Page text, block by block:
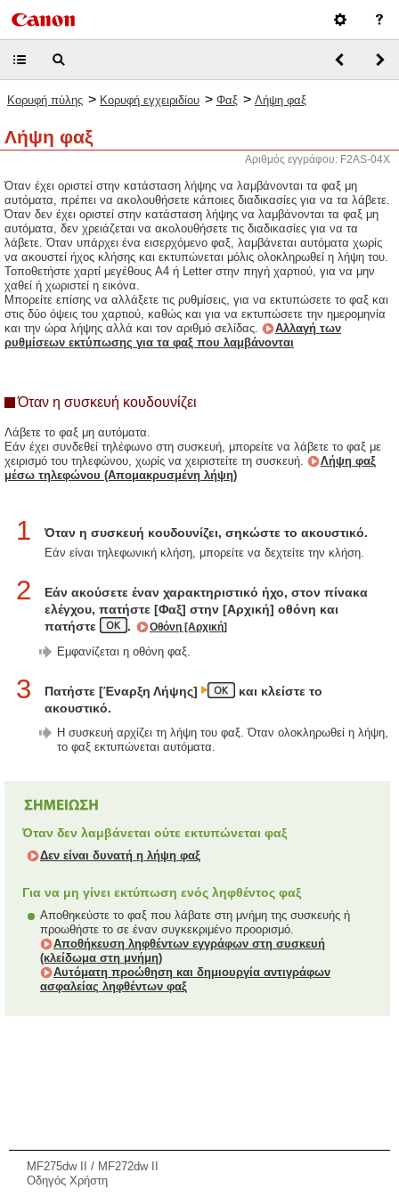
Κορυφή πύλης > Κορυφή εγχειριδίου > Φαξ > Λήψη φαξ
Λήψη φαξ
Αριθμός εγγράφου: F2AS-04X
Όταν έχει οριστεί στην κατάσταση λήψης να λαμβάνονται τα φαξ μη
αυτόματα, πρέπει να ακολουθήσετε κάποιες διαδικασίες για να τα λάβετε.
Όταν δεν έχει οριστεί στην κατάσταση λήψης να λαμβάνονται τα φαξ μη
αυτόματα, δεν χρειάζεται να ακολουθήσετε τις διαδικασίες για να τα
λάβετε. Όταν υπάρχει ένα εισερχόμενο φαξ, λαμβάνεται αυτόματα χωρίς
να ακουστεί ήχος κλήσης και εκτυπώνεται μόλις ολοκληρωθεί η λήψη του.
Τοποθετήστε χαρτί μεγέθους A4 ή Letter στην πηγή χαρτιού, για να μην
χαθεί ή χωριστεί η εικόνα.
Μπορείτε επίσης να αλλάξετε τις ρυθμίσεις, για να εκτυπώσετε το φαξ και
στις δύο όψεις του χαρτιού, καθώς και για να εκτυπώσετε την ημερομηνία
και την ώρα λήψης αλλά και τον αριθμό σελίδας.
Αλλαγή των
ρυθμίσεων εκτύπωσης για τα φαξ που λαμβάνονται
Όταν η συσκευή κουδουνίζει
Λάβετε το φαξ μη αυτόματα.
Εάν έχει συνδεθεί τηλέφωνο στη συσκευή, μπορείτε να λάβετε το φαξ με
χειρισμό του τηλεφώνου, χωρίς να χειριστείτε τη συσκευή.
Λήψη φαξ
μέσω τηλεφώνου (Απομακρυσμένη λήψη)
1 Όταν η συσκευή κουδουνίζει, σηκώστε το ακουστικό.
Εάν είναι τηλεφωνική κλήση, μπορείτε να δεχτείτε την κλήση.
2
Εάν ακούσετε έναν χαρακτηριστικό ήχο, στον πίνακα
ελέγχου, πατήστε [Φαξ] στην [Αρχική] οθόνη και
πατήστε
. Οθόνη [Αρχική]
Εμφανίζεται η οθόνη φαξ.
3 Πατήστε [Έναρξη Λήψης]
και κλείστε το
ακουστικό.
Η συσκευή αρχίζει τη λήψη του φαξ. Όταν ολοκληρωθεί η λήψη,
το φαξ εκτυπώνεται αυτόματα.
Όταν δεν λαμβάνεται ούτε εκτυπώνεται φαξ
Δεν είναι δυνατή η λήψη φαξ
Για να μη γίνει εκτύπωση ενός ληφθέντος φαξ
Αποθηκεύστε το φαξ που λάβατε στη μνήμη της συσκευής ή
προωθήστε το σε έναν συγκεκριμένο προορισμό.
Αποθήκευση ληφθέντων εγγράφων στη συσκευή
(κλείδωμα στη μνήμη)
Αυτόματη προώθηση και δημιουργία αντιγράφων
ασφαλείας ληφθέντων φαξ
MF275dw II / MF272dw II
Οδηγός Χρήστη